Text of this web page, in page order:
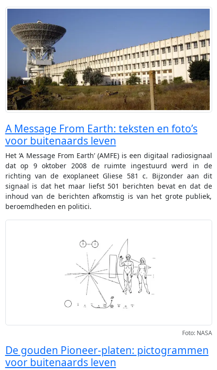
A Message From Earth: teksten en foto’s
voor buitenaards leven
Het ‘A Message From Earth’ (AMFE) is een digitaal radiosignaal
dat op 9 oktober 2008 de ruimte ingestuurd werd in de
richting van de exoplaneet Gliese 581 c. Bijzonder aan dit
signaal is dat het maar liefst 501 berichten bevat en dat de
inhoud van de berichten afkomstig is van het grote publiek,
beroemdheden en politici.
Foto: NASA
De gouden Pioneer-platen: pictogrammen
voor buitenaards leven